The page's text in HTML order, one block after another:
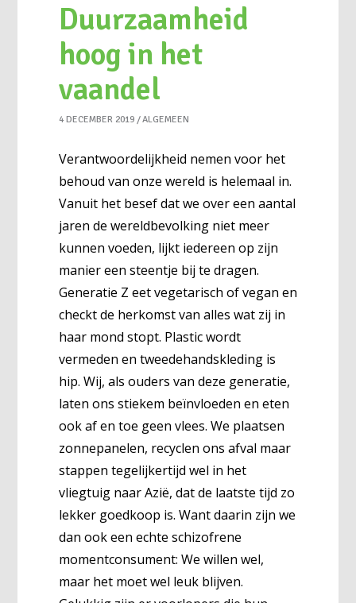
Duurzaamheid
hoog in het
vaandel
4 DECEMBER 2019 ALGEMEEN
Verantwoordelijkheid nemen voor het
behoud van onze wereld is helemaal in.
Vanuit het besef dat we over een aantal
jaren de wereldbevolking niet meer
kunnen voeden, lijkt iedereen op zijn
manier een steentje bij te dragen.
Generatie Z eet vegetarisch of vegan en
checkt de herkomst van alles wat zij in
haar mond stopt. Plastic wordt
vermeden en tweedehandskleding is
hip. Wij, als ouders van deze generatie,
laten ons stiekem beïnvloeden en eten
ook af en toe geen vlees. We plaatsen
zonnepanelen, recyclen ons afval maar
stappen tegelijkertijd wel in het
vliegtuig naar Azië, dat de laatste tijd zo
lekker goedkoop is. Want daarin zijn we
dan ook een echte schizofrene
momentconsument: We willen wel,
maar het moet wel leuk blijven.